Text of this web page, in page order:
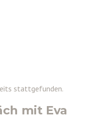
stattgefunden.
mit Eva